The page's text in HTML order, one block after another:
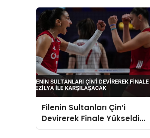
Filenin Sultanları Çin’i
Devirerek Finale Yükseldi
Brezilya ile Karşılaşacak